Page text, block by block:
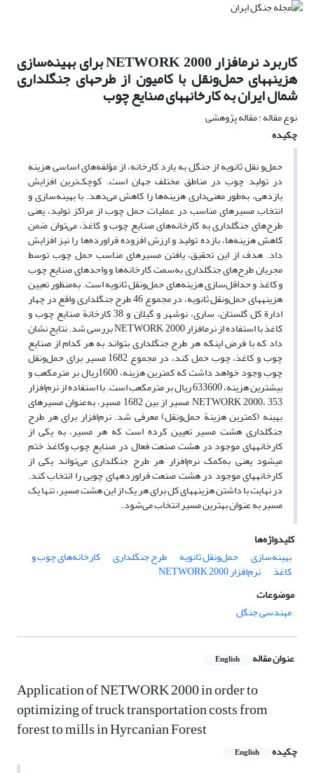
کاربرد نرم‏افزار NETWORK 2000 برای بهینه‌سازی
هزینه‏های حمل‌و‏نقل با کامیون از طرح‏های جنگلداری
شمال ایران به کارخانه‏های صنایع چوب
نوع مقاله : مقاله پژوهشی
چکیده
حمل‏‌و‌ نقل ثانویه از جنگل به یارد کارخانه، از مؤلفه‌های اساسی هزینه
در تولید چوب در مناطق مختلف جهان است. کوچک‌ترین افزایش
بازدهی، به‌طور معنی‌داری هزینه‌ها را کاهش می‌دهد. با بهینه‌سازی و
انتخاب مسیرهای مناسب در عملیات حمل چوب از مراکز تولید، یعنی
طرح‌های جنگلداری به کارخانه‌های صنایع چوب و کاغذ، می‌توان ضمن
کاهش هزینه‌ها، بازده‌ تولید و ارزش افزوده فراورده‌ها را نیز افزایش
داد. هدف از این تحقیق، یافتن مسیرهای مناسب حمل چوب توسط
مجریان طرح‌های جنگلداری به‌سمت کارخانه‌ها و واحدهای صنایع چوب
‏و‏ کاغذ و حداقل‌سازی هزینه‌های حمل‌و‌نقل ثانویه است. به‏‌منظور تعیین
هزینه‏های حمل‌و‌نقل ثانویه، در مجموع 46 طرح جنگلداری واقع در چهار
ادارة کل گلستان، ساری، نوشهر و گیلان و 38 کارخانة صنایع چوب ‏و‏
کاغذ با استفاده از نرم‏افزار NETWORK 2000 بررسی شد. نتایج نشان
داد که با فرض اینکه هر طرح جنگلداری بتواند به هر کدام از صنایع
چوب و کاغذ، چوب حمل کند، در مجموع 1682 مسیر برای حمل‌‏و‏‌نقل
چوب وجود خواهد داشت که کمترین هزینه، 1600ریال بر متر‏مکعب و
بیشترین هزینه، 633600 ریال بر مترمکعب است. با استفاده از نرم‌افزار
NETWORK 2000، 353 مسیر از بین 1682 مسیر، به‌عنوان مسیرهای
بهینه (کمترین هزینة حمل‌و‌نقل) معرفی شد. نرم‌افزار برای هر طرح
جنگلداری هشت مسیر تعیین کرده است که هر مسیر، به یکی از
کارخانه‏های موجود در هشت صنعت فعال در صنایع چوب ‏و‏کاغذ ختم
می‏شود یعنی به‌کمک نرم‌افزار هر طرح جنگلداری می‌تواند یکی از
کارخانه‏های موجود در هشت صنعت فراورده‏های چوبی را انتخاب کند.
در نهایت با داشتن هزینه‏های کل برای هر یک از این هشت مسیر، تنها یک
مسیر به عنوان بهترین مسیر انتخاب می‌شود.
کلیدواژه‌ها
بهینه‌‏سازی
حمل‌و‌نقل ثانویه طرح جنگلداری کارخانه‏‌های چوب و
کاغذ
نرم‌افزار NETWORK 2000
موضوعات
مهندسی جنگل
عنوان مقاله English
Application of NETWORK 2000 in order to
optimizing of truck transportation costs from
forest to mills in Hyrcanian Forest
چکیده English